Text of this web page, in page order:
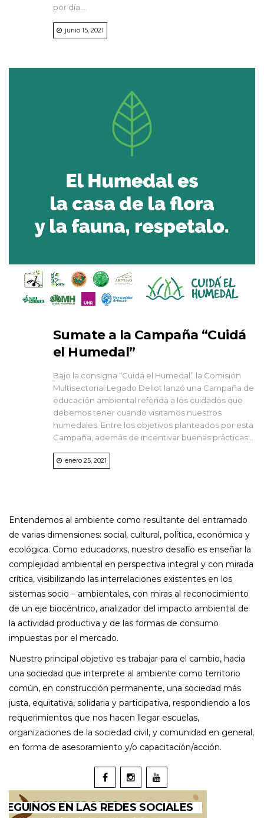
por día....
junio 15, 2021
Sumate a la Campaña “Cuidá
el Humedal”
Bajo la consigna “Cuidá el Humedal” la Comisión
Multisectorial Legado Deliot lanzó una Campaña de
educación ambiental referida a los cuidados que
debemos tener cuando visitamos nuestros
humedales. Entre los objetivos planteados por esta
Campaña, además de incentivar buenas prácticas...
enero 25, 2021
Entendemos al ambiente como resultante del entramado
de varias dimensiones: social, cultural, política, económica y
ecológica. Como educadorxs, nuestro desafío es enseñar la
complejidad ambiental en perspectiva integral y con mirada
crítica, visibilizando las interrelaciones existentes en los
sistemas socio – ambientales, con miras al reconocimiento
de un eje biocéntrico, analizador del impacto ambiental de
la actividad productiva y de las formas de consumo
impuestas por el mercado.
Nuestro principal objetivo es trabajar para el cambio, hacia
una sociedad que interprete al ambiente como territorio
común, en construcción permanente, una sociedad más
justa, equitativa, solidaria y participativa, respondiendo a los
requerimientos que nos hacen llegar escuelas,
organizaciones de la sociedad civil, y comunidad en general,
en forma de asesoramiento y/o capacitación/acción.
SEGUINOS EN LAS REDES SOCIALES